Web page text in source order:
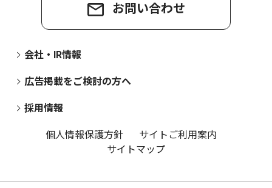
お問い合わせ
会社・IR情報
広告掲載をご検討の方へ
採用情報
個人情報保護方針
サイトご利用案内
サイトマップ